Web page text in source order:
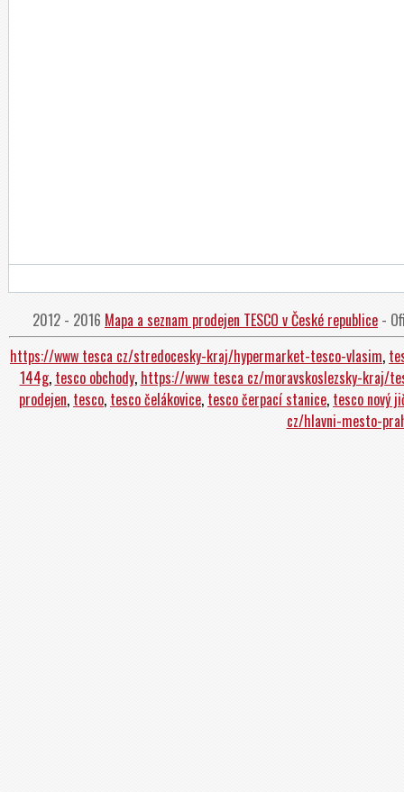
2012 - 2016 Mapa a seznam prodejen TESCO v České republice -
https://www tesca cz/stredocesky-kraj/hypermarket-tesco-vlasim,
144g, tesco obchody, https://www tesca cz/moravskoslezsky-kraj/
prodejen, tesco, tesco čelákovice, tesco čerpací stanice, tesco nový
cz/hlavni-mesto-